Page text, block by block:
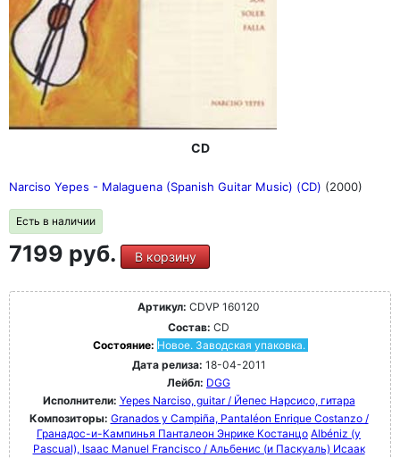
CD
Narciso Yepes - Malaguena (Spanish Guitar Music) (CD) (2000)
Есть в наличии
7199 руб. В корзину
Артикул: CDVP 160120
Состав: CD
Состояние: Новое. Заводская упаковка.
Дата релиза: 18-04-2011
Лейбл: DGG
Исполнители: Yepes Narciso, guitar / Йепес Нарсисо, гитара
Композиторы: Granados y Campiña, Pantaléon Enrique Costanzo /
Гранадос-и-Кампинья Панталеон Энрике Костанцо Albéniz (y
Pascual), Isaac Manuel Francisco / Альбенис (и Паскуаль) Исаак